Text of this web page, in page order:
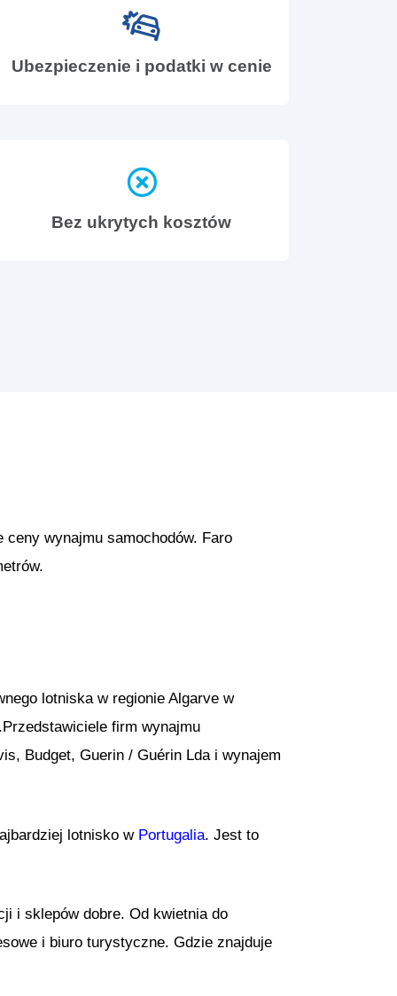
Ubezpieczenie i podatki w cenie
Bez ukrytych kosztów
wynajmu samochodów. Faro
lotniska w regionie Algarve w
firm wynajmu
Budget, Guerin / Guérin Lda i wynajem
lotnisko w Portugalia. Jest to
i sklepów dobre. Od kwietnia do
i biuro turystyczne. Gdzie znajduje